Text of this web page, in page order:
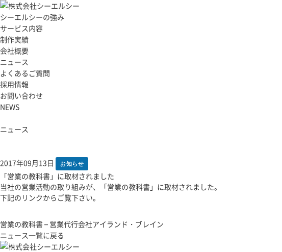
シーエルシーの強み
サービス内容
制作実績
会社概要
ニュース
よくあるご質問
採用情報
お問い合わせ
NEWS
ニュース
2017年09月13日 お知らせ
「営業の教科書」に取材されました
当社の営業活動の取り組みが、「営業の教科書」に取材されました。
下記のリンクからご覧下さい。
営業の教科書 – 営業代行会社アイランド・ブレイン
ニュース一覧に戻る